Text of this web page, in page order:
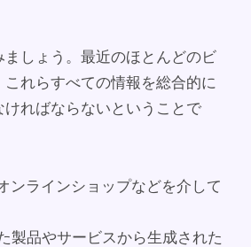
しょう。最近のほとんどのビ
れらすべての情報を総合的に
ればならないということで
ンラインショップなどを介して
製品やサービスから生成された